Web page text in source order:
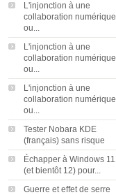
L'injonction à une
collaboration numérique
ou...
L'injonction à une
collaboration numérique
ou...
L'injonction à une
collaboration numérique
ou...
Tester Nobara KDE
(français) sans risque
Échapper à Windows 11
(et bientôt 12) pour...
Guerre et effet de serre